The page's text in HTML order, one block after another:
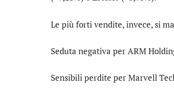
Le più forti vendite, invece, si
Seduta negativa perARM
Sensibili perdite perMarvell